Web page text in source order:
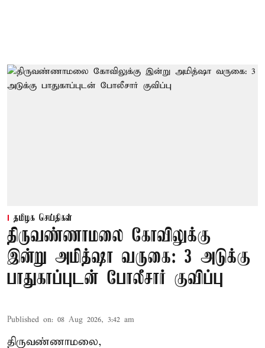
தமிழக செய்திகள்
திருவண்ணாமலை கோவிலுக்கு
இன்று அமித்ஷா வருகை: 3 அடுக்கு
பாதுகாப்புடன் போலீசார் குவிப்பு
Published on: 08 Aug 2026, 3:42 am
திருவண்ணாமலை,